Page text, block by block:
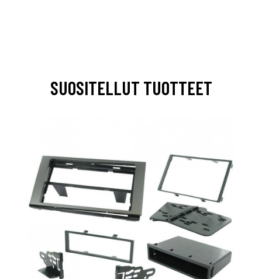
SUOSITELLUT TUOTTEET